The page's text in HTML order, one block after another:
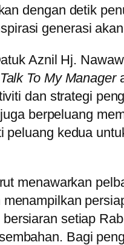
dengan detik
generasi
Aznil Hj.
Talk To My Manager
dan strategi
berpeluang
kedua
menawarkan
setiap
Bagi